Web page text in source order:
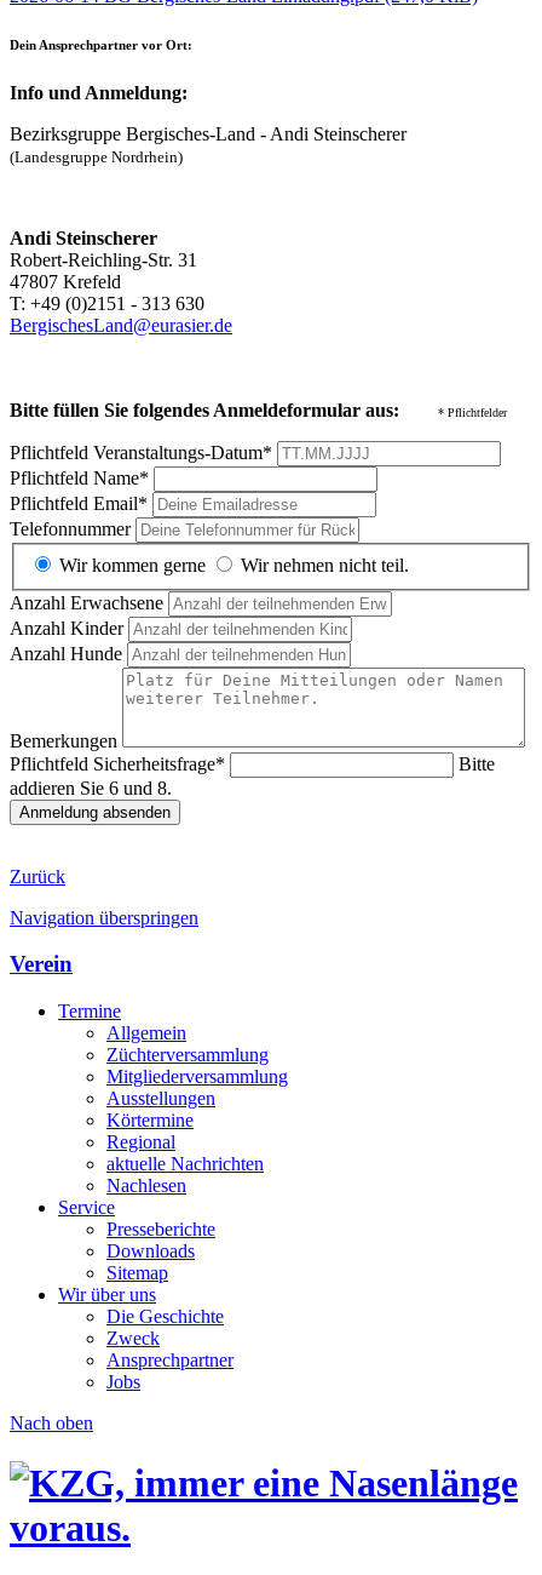
Dein Ansprechpartner vor Ort:
Info und Anmeldung:
Bezirksgruppe Bergisches-Land - Andi Steinscherer
(Landesgruppe Nordrhein)
Andi Steinscherer
Robert-Reichling-Str. 31
47807 Krefeld
T: +49 (0)2151 - 313 630
BergischesLand@eurasier.de
Bitte füllen Sie folgendes Anmeldeformular aus: * Pflichtfelder
Pflichtfeld Veranstaltungs-Datum*
Pflichtfeld Name*
Pflichtfeld Email*
Telefonnummer
Wir kommen gerne
Wir nehmen nicht teil.
Anzahl Erwachsene
Anzahl Kinder
Anzahl Hunde
Bemerkungen
Pflichtfeld Sicherheitsfrage*
Bitte
addieren Sie 6 und 8.
Anmeldung absenden
Zurück
Navigation überspringen
Verein
Termine
Allgemein
Züchterversammlung
Mitgliederversammlung
Ausstellungen
Körtermine
Regional
aktuelle Nachrichten
Nachlesen
Service
Presseberichte
Downloads
Sitemap
Wir über uns
Die Geschichte
Zweck
Ansprechpartner
Jobs
Nach oben